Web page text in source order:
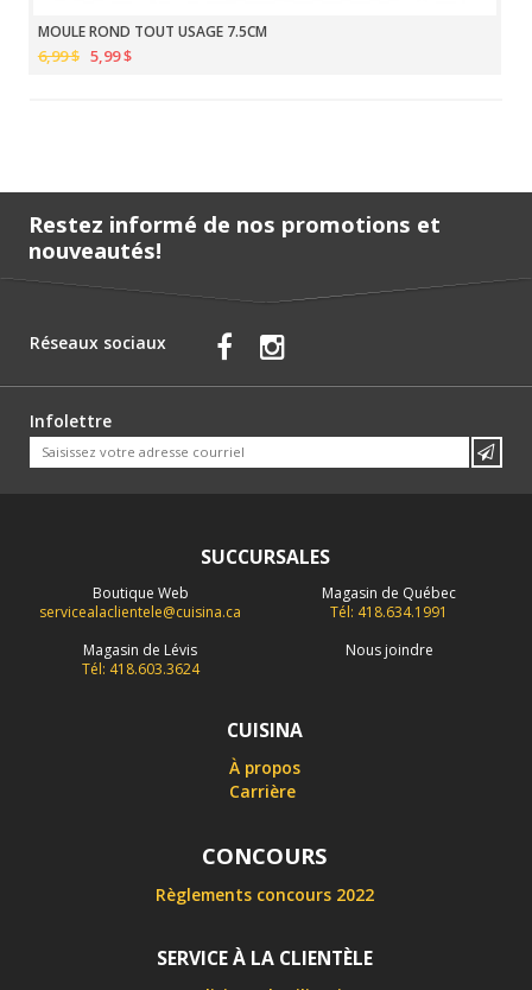
MOULE ROND TOUT USAGE 7.5CM
6,99 $ 5,99 $
Restez informé de nos promotions et
nouveautés!
Réseaux sociaux
Infolettre
SUCCURSALES
Boutique Web
servicealaclientele@cuisina.ca
Magasin de Québec
Tél: 418.634.1991
Magasin de Lévis
Tél: 418.603.3624
Nous joindre
CUISINA
À propos
Carrière
CONCOURS
Règlements concours 2022
SERVICE À LA CLIENTÈLE